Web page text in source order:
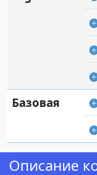
Базовая
Описание